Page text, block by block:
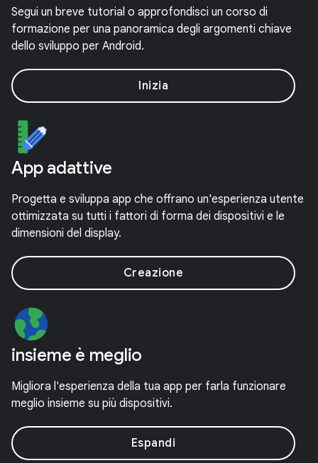
Segui un breve tutorial o approfondisci un corso di
formazione per una panoramica degli argomenti chiave
dello sviluppo per Android.
Inizia
App adattive
Progetta e sviluppa app che offrano un'esperienza utente
ottimizzata su tutti i fattori di forma dei dispositivi e le
dimensioni del display.
Creazione
insieme è meglio
Migliora l'esperienza della tua app per farla funzionare
meglio insieme su più dispositivi.
Espandi